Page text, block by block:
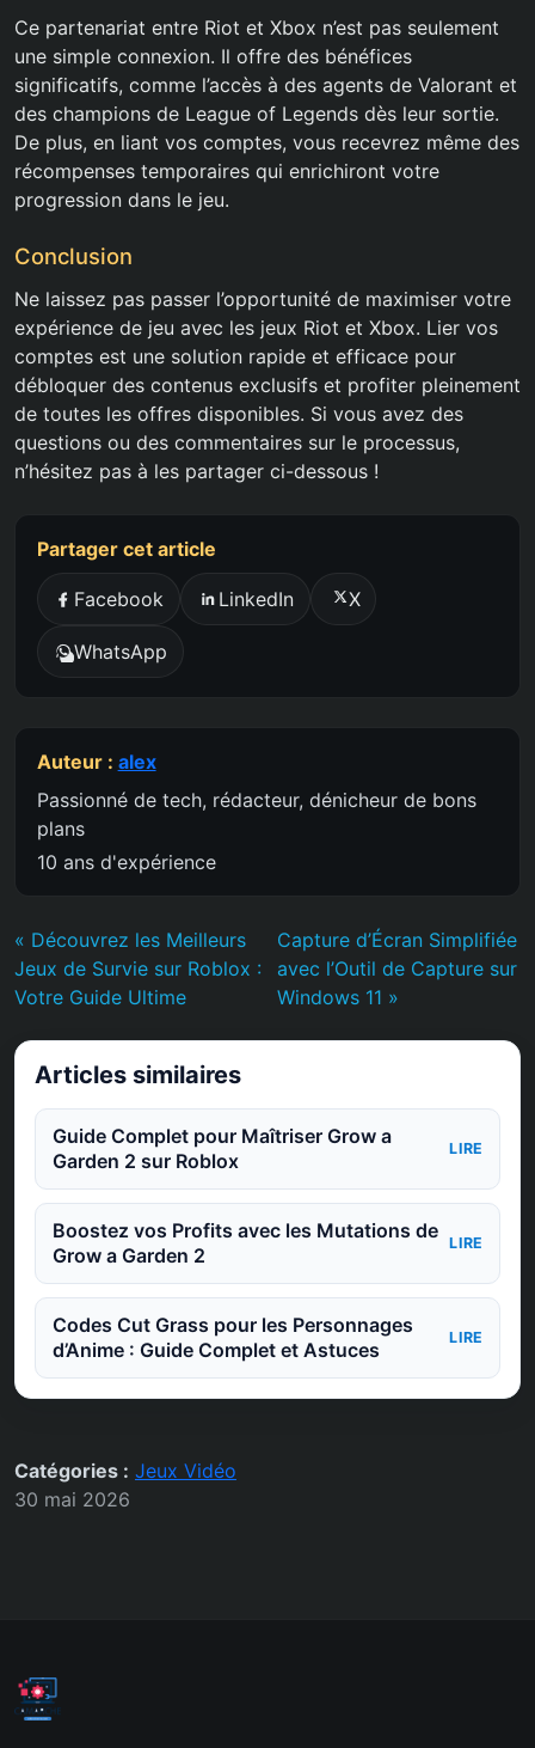
Ce partenariat entre Riot et Xbox n’est pas seulement
une simple connexion. Il offre des bénéfices
significatifs, comme l’accès à des agents de Valorant et
des champions de League of Legends dès leur sortie.
De plus, en liant vos comptes, vous recevrez même des
récompenses temporaires qui enrichiront votre
progression dans le jeu.
Conclusion
Ne laissez pas passer l’opportunité de maximiser votre
expérience de jeu avec les jeux Riot et Xbox. Lier vos
comptes est une solution rapide et efficace pour
débloquer des contenus exclusifs et profiter pleinement
de toutes les offres disponibles. Si vous avez des
questions ou des commentaires sur le processus,
n’hésitez pas à les partager ci-dessous !
Partager cet article
Facebook LinkedIn X
WhatsApp
Auteur : alex
Passionné de tech, rédacteur, dénicheur de bons
plans
10 ans d'expérience
« Découvrez les Meilleurs
Jeux de Survie sur Roblox :
Votre Guide Ultime
Capture d’Écran Simplifiée
avec l’Outil de Capture sur
Windows 11 »
Articles similaires
Guide Complet pour Maîtriser Grow a
Garden 2 sur Roblox
LIRE
Boostez vos Profits avec les Mutations de
Grow a Garden 2
LIRE
Codes Cut Grass pour les Personnages
d’Anime : Guide Complet et Astuces
LIRE
Catégories : Jeux Vidéo
30 mai 2026